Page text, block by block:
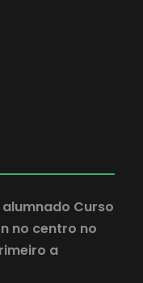
Curso
no centro no
a